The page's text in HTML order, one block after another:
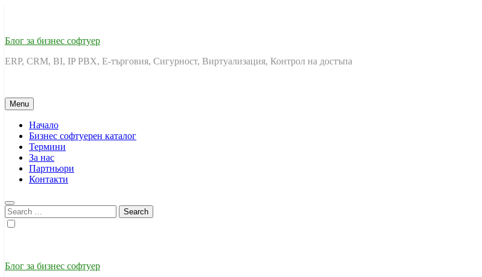
Блог за бизнес софтуер
ERP, CRM, BI, IP PBX, Е-търговия, Сигурност, Виртуализация, Контрол на достъпа
Menu
Начало
Бизнес софтуерен каталог
Термини
За нас
Партньори
Контакти
Search
for:
Блог за бизнес софтуер